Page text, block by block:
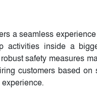
a seamless
inside a
safety measures
customers based on